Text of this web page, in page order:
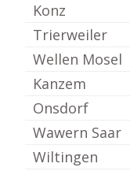
Konz
Trierweiler
Wellen Mosel
Kanzem
Onsdorf
Wawern Saar
Wiltingen